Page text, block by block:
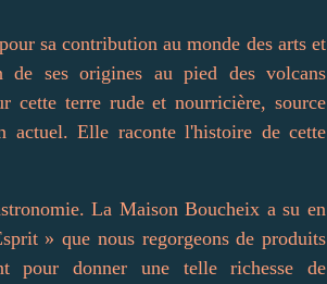
sa contribution au monde des arts et
de ses origines au pied des volcans
cette terre rude et nourricière, source
actuel. Elle raconte l'histoire de cette
La Maison Boucheix a su en
» que nous regorgeons de produits
pour donner une telle richesse de